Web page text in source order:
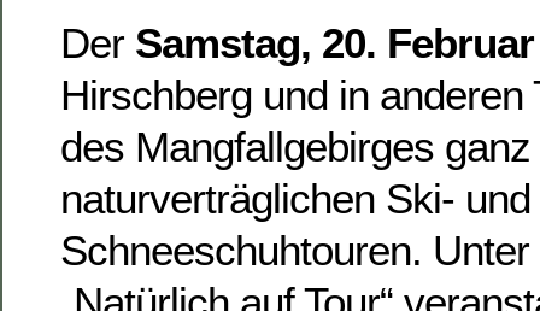
Der Samstag, 20.
Hirschberg und in anderen
des Mangfallgebirges
naturverträglichen Ski- und
Schneeschuhtouren.